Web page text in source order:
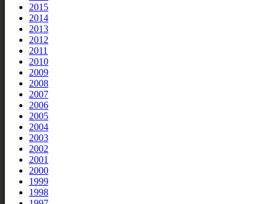
2015
2014
2013
2012
2011
2010
2009
2008
2007
2006
2005
2004
2003
2002
2001
2000
1999
1998